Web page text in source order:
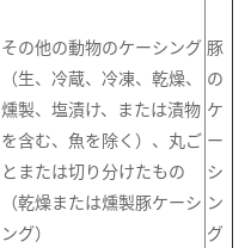
その他の動物のケーシング
（生、冷蔵、冷凍、乾燥、
燻製、塩漬け、または漬物
を含む、魚を除く）、丸ご
とまたは切り分けたもの
（乾燥または燻製豚ケーシ
ング）
豚
の
ケ
ー
シ
ン
グ